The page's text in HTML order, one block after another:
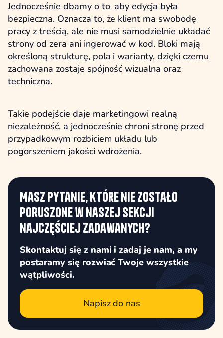
Jednocześnie dbamy o to, aby edycja była
bezpieczna. Oznacza to, że klient ma swobodę
pracy z treścią, ale nie musi samodzielnie układać
strony od zera ani ingerować w kod. Bloki mają
określoną strukturę, pola i warianty, dzięki czemu
zachowana zostaje spójność wizualna oraz
techniczna.
Takie podejście daje marketingowi realną
niezależność, a jednocześnie chroni stronę przed
przypadkowym rozbiciem układu lub
pogorszeniem jakości wdrożenia.
Masz pytanie, które nie zostało
poruszone w naszej sekcji
najczęściej zadawanych?
Skontaktuj się z nami i zadaj je nam, a my
postaramy się rozwiać Twoje wszystkie
wątpliwości.
Napisz do nas